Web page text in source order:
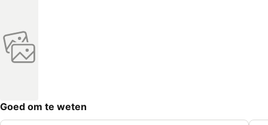
Goed om te weten